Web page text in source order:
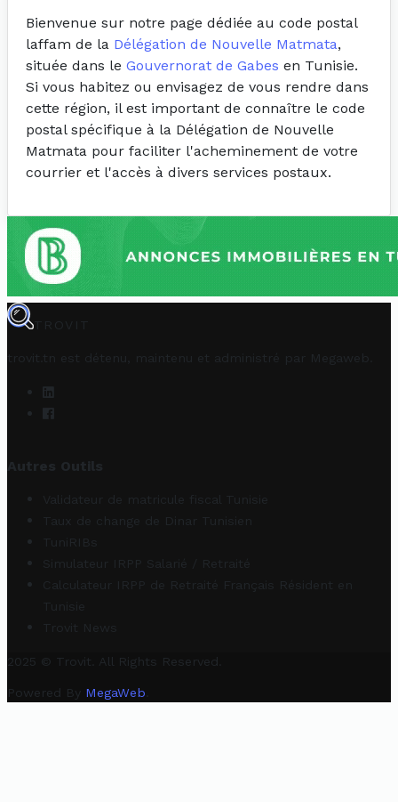
Bienvenue sur notre page dédiée au code postal
laffam de la Délégation de Nouvelle Matmata,
située dans le Gouvernorat de Gabes en Tunisie.
Si vous habitez ou envisagez de vous rendre dans
cette région, il est important de connaître le code
postal spécifique à la Délégation de Nouvelle
Matmata pour faciliter l'acheminement de votre
courrier et l'accès à divers services postaux.
TROVIT
trovit.tn est détenu, maintenu et administré par Megaweb
Autres Outils
Validateur de matricule fiscal Tunisie
Taux de change de Dinar Tunisien
TuniRIBs
Simulateur IRPP Salarié / Retraité
Calculateur IRPP de Retraité Français Résident en
Tunisie
Trovit News
2025 © Trovit. All Rights Reserved.
Powered By MegaWeb